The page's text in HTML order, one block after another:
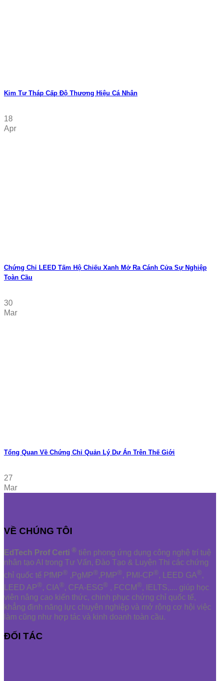
Kim Tự Tháp Cấp Độ Thương Hiệu Cá Nhân
18
Apr
Chứng Chỉ LEED Tấm Hộ Chiếu Xanh Mở Ra Cánh Cửa Sự Nghiệp
Toàn Cầu
30
Mar
Tổng Quan Về Chứng Chỉ Quản Lý Dự Án Trên Thế Giới
27
Mar
VỀ CHÚNG TÔI
EdTech Prof Certi ® tiên phong ứng dụng công nghệ trí tuệ
nhân tạo AI trong Tư Vấn, Đào Tạo & Luyện Thi các chứng
chỉ quốc tế PfMP® ,PgMP®,PMP®, PMI-CP®, LEED GA®,
LEED AP®, CIA®, CFA-ESG® , FCCM®, IELTS,.... giúp học
viên nâng cao kiến thức, chinh phục chứng chỉ quốc tế,
khẳng định năng lực chuyên nghiệp và mở rộng cơ hội việc
làm cũng như hợp tác và kinh doanh toàn cầu.
ĐỐI TÁC